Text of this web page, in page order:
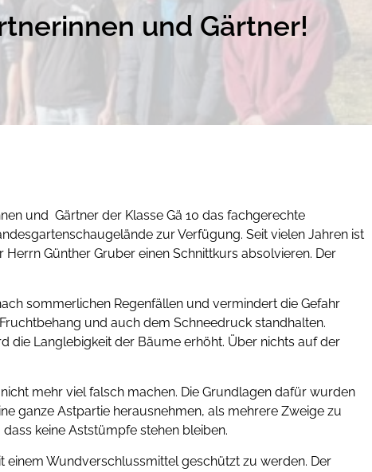
und Gärtner!
und Gärtner der Klasse Gä 10 das fachgerechte
zur Verfügung. Seit vielen Jahren ist
Günther Gruber einen Schnittkurs absolvieren. Der
sommerlichen Regenfällen und vermindert die Gefahr
und auch dem Schneedruck standhalten.
die Langlebigkeit der Bäume erhöht. Über nichts auf der
mehr viel falsch machen. Die Grundlagen dafür wurden
ganze Astpartie herausnehmen, als mehrere Zweige zu
keine Aststümpfe stehen bleiben.
Wundverschlussmittel geschützt zu werden. Der